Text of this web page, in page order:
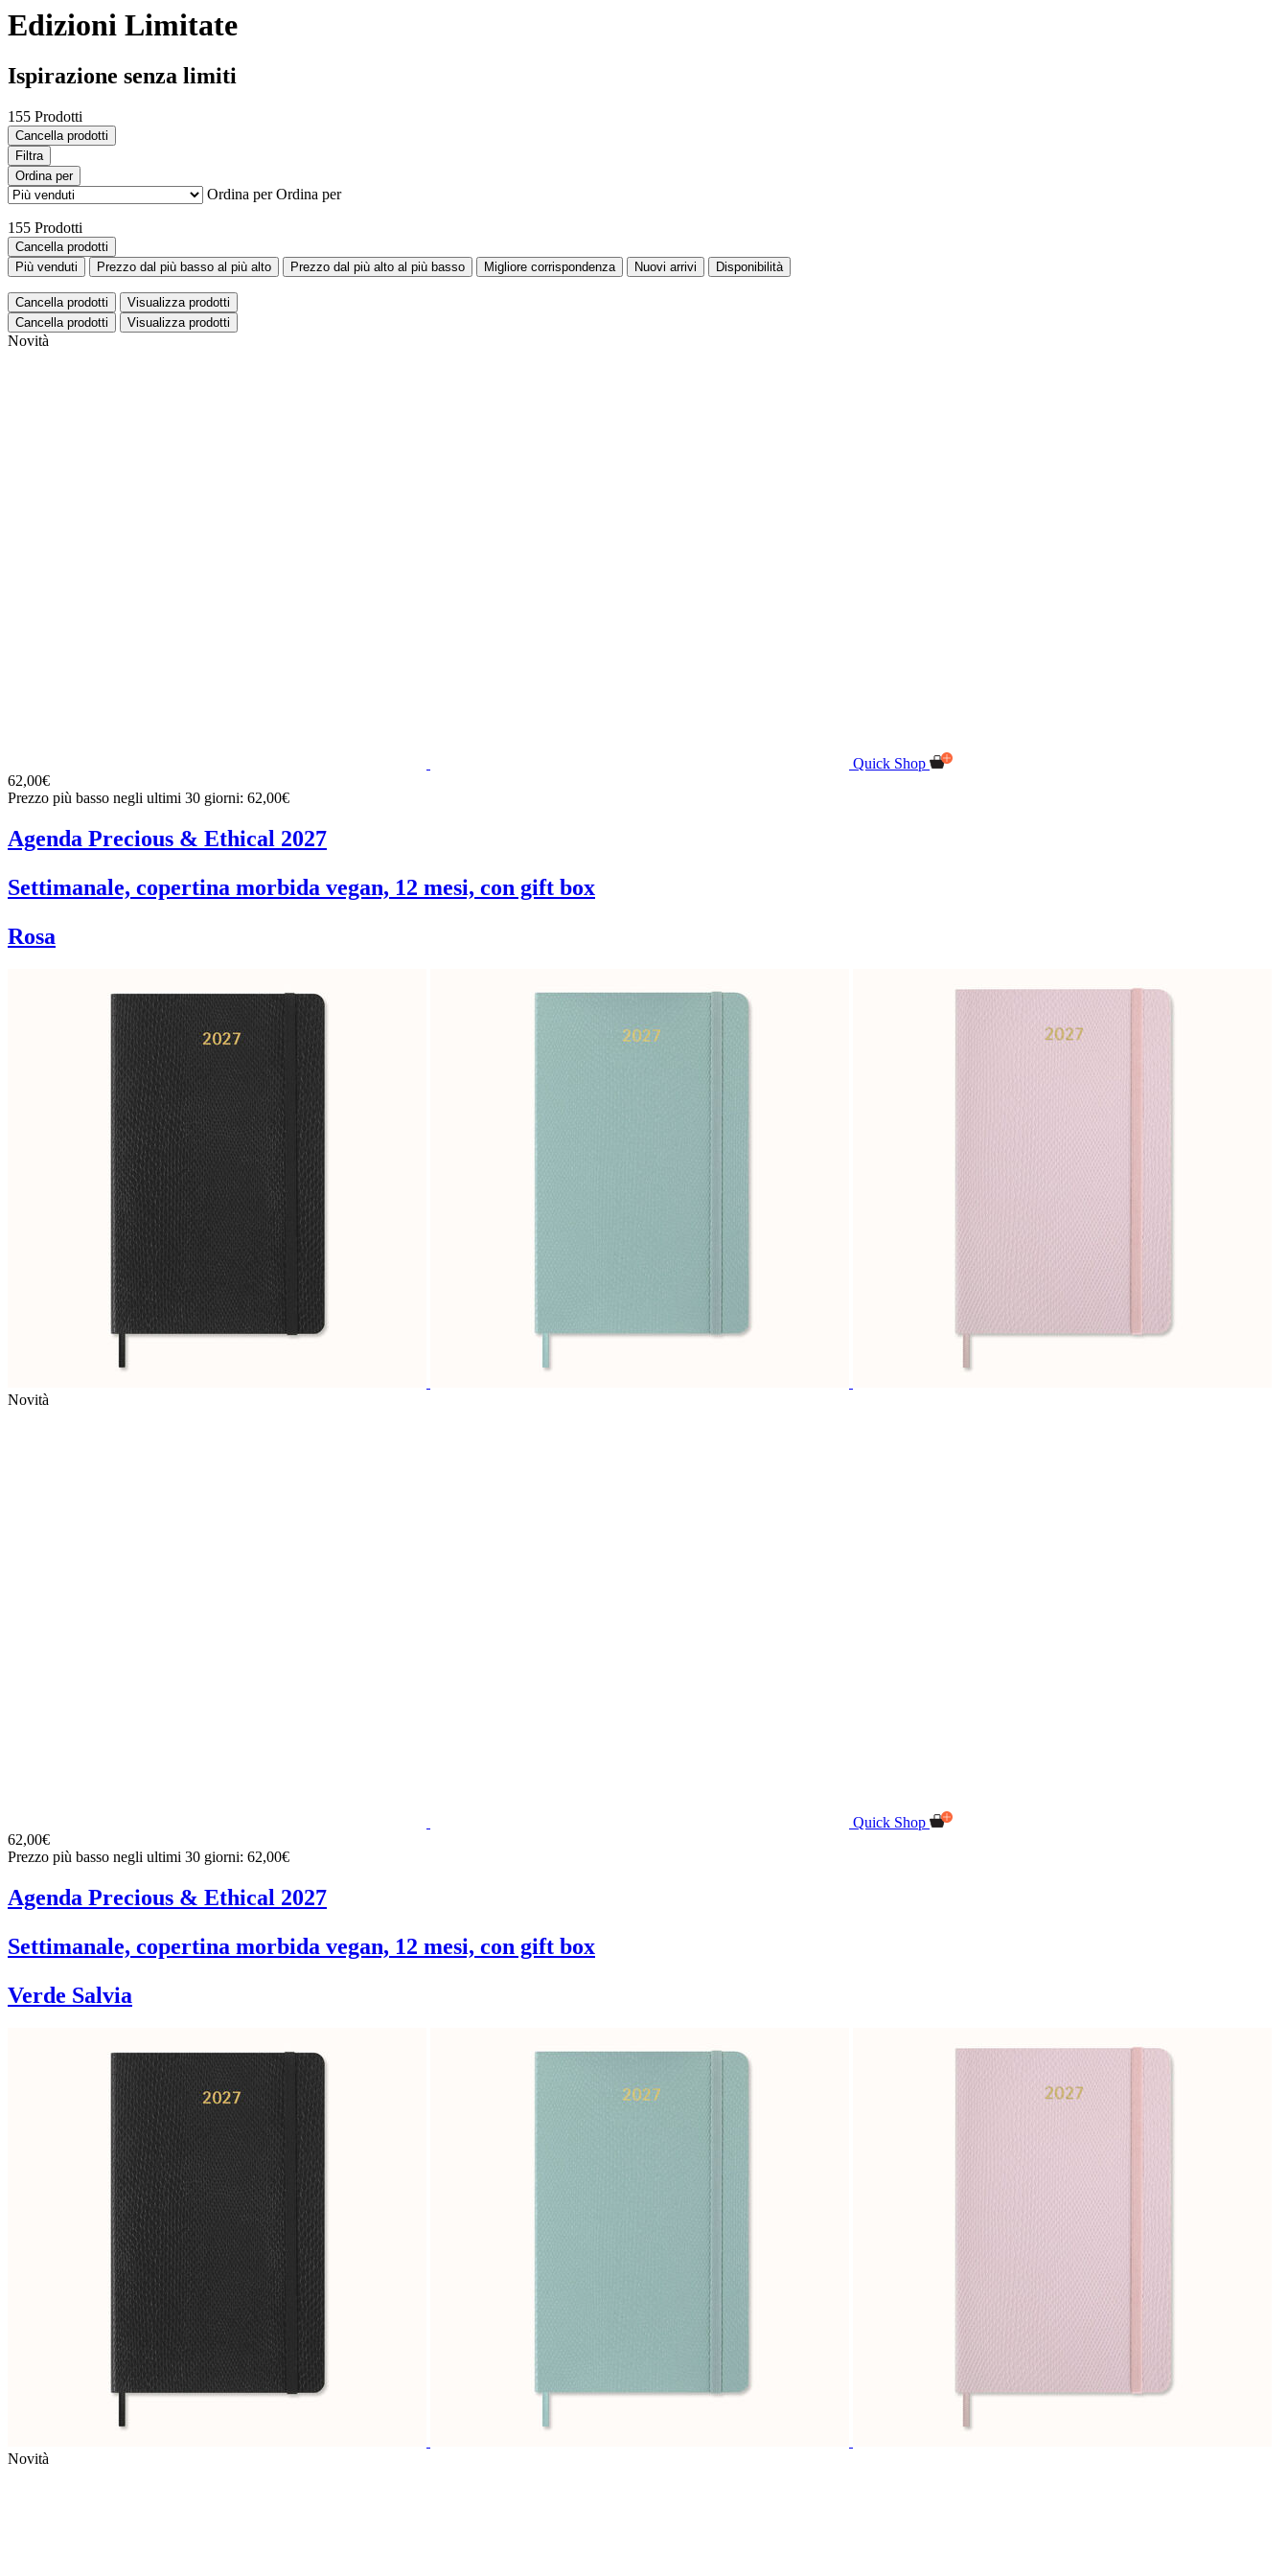
Edizioni Limitate
Ispirazione senza limiti
155 Prodotti
Cancella prodotti
Filtra
Ordina per
Ordina perOrdina per
155 Prodotti
Cancella prodotti
Più venduti
Prezzo dal più basso al più alto Prezzo dal più alto al più basso Migliore corrispondenza Nuovi arrivi Disponibilità
Cancella prodotti
Visualizza prodotti
Cancella prodotti
Visualizza prodotti
Novità
Quick Shop
62,00€
Prezzo più basso negli ultimi 30 giorni: 62,00€
Agenda Precious & Ethical 2027
Settimanale, copertina morbida vegan, 12 mesi, con gift box
Rosa
Novità
Quick Shop
62,00€
Prezzo più basso negli ultimi 30 giorni: 62,00€
Agenda Precious & Ethical 2027
Settimanale, copertina morbida vegan, 12 mesi, con gift box
Verde Salvia
Novità